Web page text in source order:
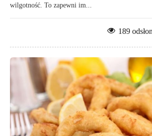
wilgotność. To zapewni im...
189